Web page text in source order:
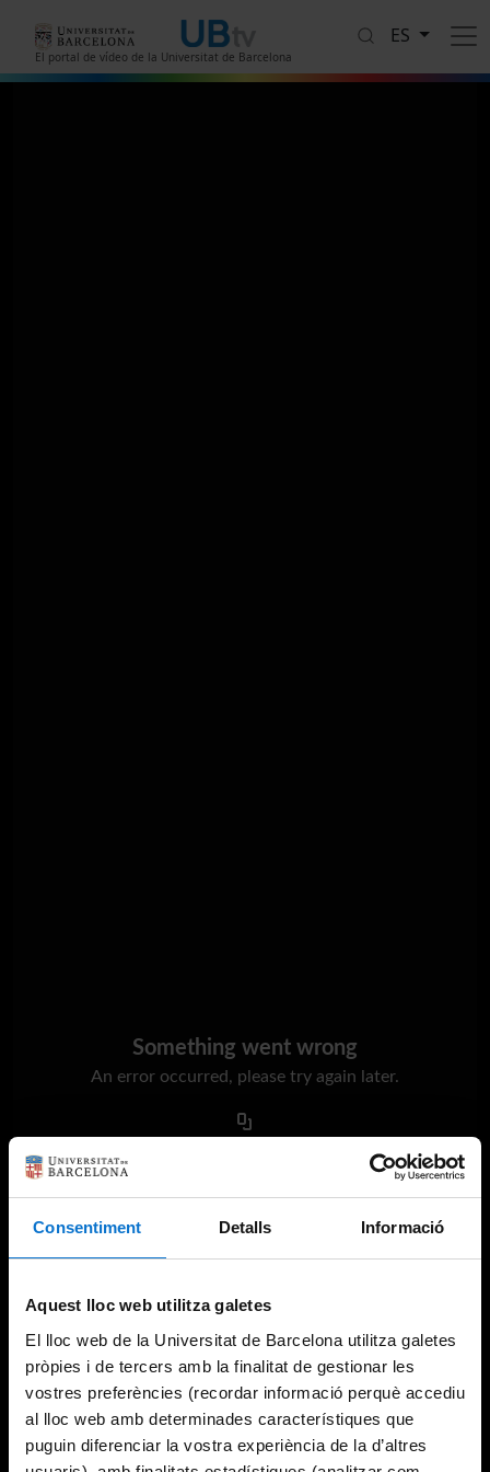
Consentiment Detalls Informació
Aquest lloc web utilitza galetes
El lloc web de la Universitat de Barcelona utilitza galetes
pròpies i de tercers amb la finalitat de gestionar les
vostres preferències (recordar informació perquè accediu
al lloc web amb determinades característiques que
puguin diferenciar la vostra experiència de la d’altres
El portal de vídeo de la Universitat de Barcelona
ES
Something went wrong
An error occurred, please try again later.